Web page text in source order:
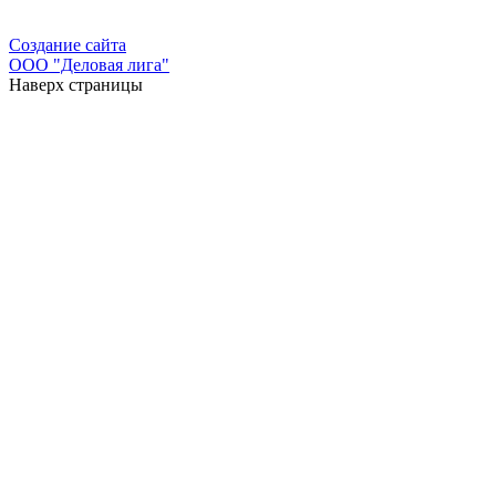
Создание сайта
ООО "Деловая лига"
Наверх страницы